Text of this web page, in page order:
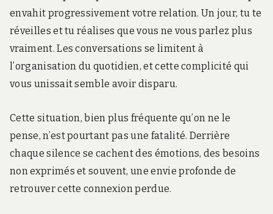
envahit progressivement votre relation. Un jour, tu te
réveilles et tu réalises que vous ne vous parlez plus
vraiment. Les conversations se limitent à
l’organisation du quotidien, et cette complicité qui
vous unissait semble avoir disparu.
Cette situation, bien plus fréquente qu’on ne le
pense, n’est pourtant pas une fatalité. Derrière
chaque silence se cachent des émotions, des besoins
non exprimés et souvent, une envie profonde de
retrouver cette connexion perdue.